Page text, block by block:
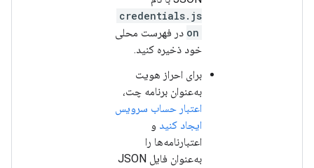
credentials.js
on در فهرست محلی
خود ذخیره کنید.
برای احراز هویت
به‌عنوان برنامه چت،
اعتبار حساب سرویس
ایجاد کنید و
اعتبارنامه‌ها را
به‌عنوان فایل JSON